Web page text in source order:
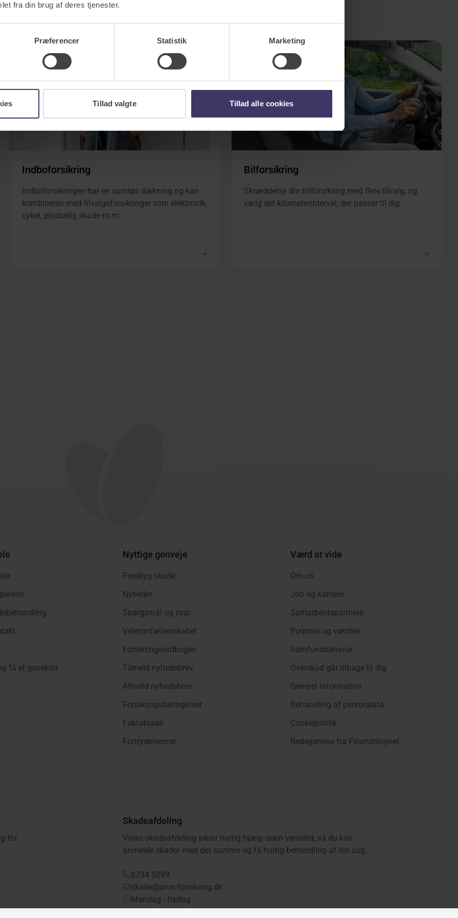
fra din brug af deres tjenester.
Præferencer Statistik Marketing
Tillad valgte Tillad alle cookies
Indboforsikring
Indboforsikringen har en sumløs dækning og kan
kombineres med tilvalgsforsikringer som elektronik,
cykel, pludselig skade m.m.
Bilforsikring
Skræddersy din bilforsikring med flere tilvalg, og
vælg det kilometerinterval, der passer til dig.
få et gavekort
Nyttige genveje
Forebyg skade
Nyheder
Spørgsmål og svar
Veteranfællesskabet
Forsikringsordbogen
Tilmeld nyhedsbrev
Afmeld nyhedsbrev
Forsikringsbetingelser
Faktablade
Fortrydelsesret
Værd at vide
Om os
Job og karriere
Samarbejdspartnere
Purpose og værdier
Samfundsansvar
Overskud går tilbage til dig
Generel information
Behandling af persondata
Cookiepolitik
Redegørelse fra Finanstilsynet
for
Skadeafdeling
Vores skadeafdeling sikrer hurtig hjælp uden ventetid, så du kan
anmelde skader med det samme og få hurtig behandling af din sag.
8734 5099
skade@aros-forsikring.dk
Mandag - fredag
08.00 - 16.00